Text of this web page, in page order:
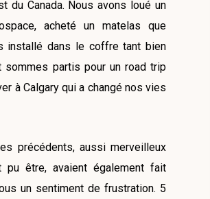
du Canada. Nous avons loué un
acheté un matelas que
installé dans le coffre tant bien
sommes partis pour un road trip
à Calgary qui a changé nos vies
précédents, aussi merveilleux
pu être, avaient également fait
un sentiment de frustration. 5